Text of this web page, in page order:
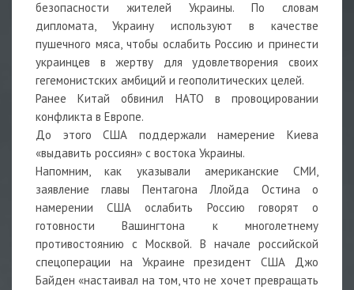
безопасности жителей Украины. По словам
дипломата, Украину используют в качестве
пушечного мяса, чтобы ослабить Россию и принести
украинцев в жертву для удовлетворения своих
гегемонистских амбиций и геополитических целей.
Ранее Китай
обвинил
НАТО в провоцировании
конфликта в Европе.
До этого США
поддержали намерение
Киева
«выдавить россиян» с востока Украины.
Напомним, как указывали американские СМИ,
заявление главы Пентагона Ллойда Остина о
намерении США
ослабить Россию говорят
о
готовности Вашингтона к многолетнему
противостоянию с Москвой. В начале российской
спецоперации на Украине президент США Джо
Байден «настаивал на том, что не хочет превращать